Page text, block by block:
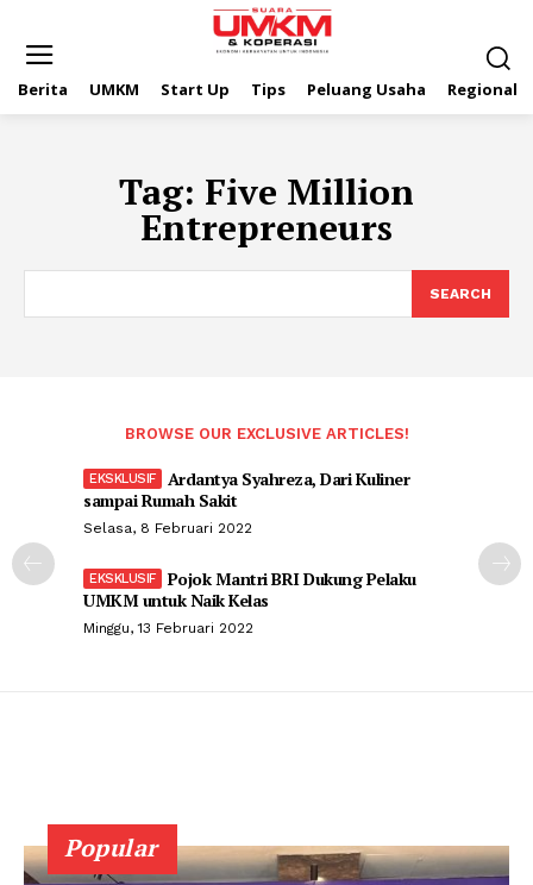
Berita UMKM Start Up Tips Peluang Usaha Regional
Tag: Five Million
Entrepreneurs
SEARCH
BROWSE OUR EXCLUSIVE ARTICLES!
Ardantya Syahreza, Dari Kuliner
sampai Rumah Sakit
Selasa, 8 Februari 2022
Pojok Mantri BRI Dukung Pelaku
UMKM untuk Naik Kelas
Minggu, 13 Februari 2022
Popular